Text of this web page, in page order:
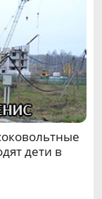
дети в